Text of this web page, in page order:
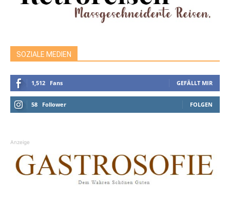
SOZIALE MEDIEN
1,512 Fans GEFÄLLT MIR
58 Follower FOLGEN
Anzeige